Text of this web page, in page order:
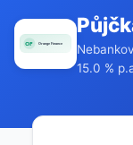
15.0 %